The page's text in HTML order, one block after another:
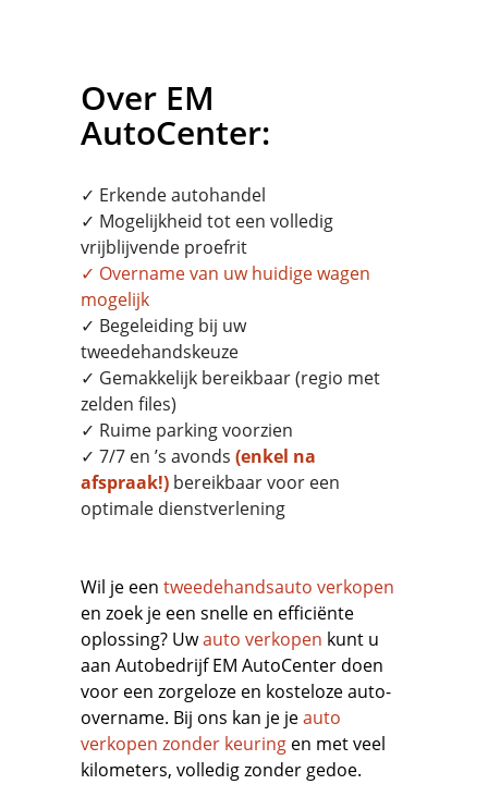
Over EM
AutoCenter:
✓ Erkende autohandel
✓ Mogelijkheid tot een volledig
vrijblijvende proefrit
✓ Overnamevan uw huidige wagen
mogelijk
✓ Begeleiding bij uw
tweedehandskeuze
✓ Gemakkelijk bereikbaar (regio met
zelden files)
✓ Ruime parking voorzien
✓ 7/7 en ’s avonds (enkel na
afspraak!) bereikbaar voor een
optimale dienstverlening
Wil je een tweedehandsauto verkopen
en zoek je een snelle en efficiënte
oplossing? Uwauto verkopen kunt u
aan Autobedrijf EM AutoCenter doen
voor een zorgeloze en kosteloze auto-
overname. Bij ons kan je jeauto
verkopen zonder keuring en met veel
kilometers, volledig zonder gedoe.